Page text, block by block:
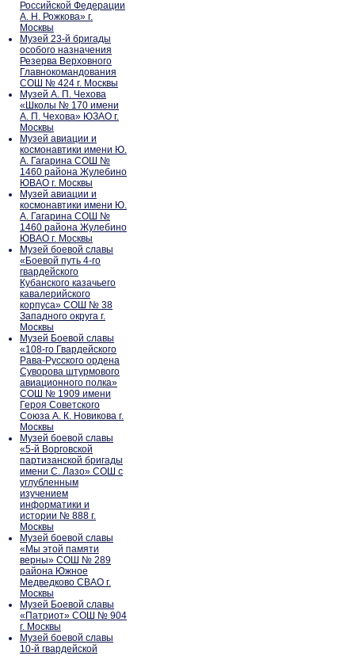
Российской Федерации
А. Н. Рожкова» г.
Москвы
Музей 23-й бригады
особого назначения
Резерва Верховного
Главнокомандования
СОШ № 424 г. Москвы
Музей А. П. Чехова
«Школы № 170 имени
А. П. Чехова» ЮЗАО г.
Москвы
Музей авиации и
космонавтики имени Ю.
А. Гагарина СОШ №
1460 района Жулебино
ЮВАО г. Москвы
Музей авиации и
космонавтики имени Ю.
А. Гагарина СОШ №
1460 района Жулебино
ЮВАО г. Москвы
Музей боевой славы
«Боевой путь 4-го
гвардейского
Кубанского казачьего
кавалерийского
корпуса» СОШ № 38
Западного округа г.
Москвы
Музей Боевой славы
«108-го Гвардейского
Рава-Русского ордена
Суворова штурмового
авиационного полка»
СОШ № 1909 имени
Героя Советского
Союза А. К. Новикова г.
Москвы
Музей боевой славы
«5-й Ворговской
партизанской бригады
имени С. Лазо» СОШ с
углубленным
изучением
информатики и
истории № 888 г.
Москвы
Музей боевой славы
«Мы этой памяти
верны» СОШ № 289
района Южное
Медведково СВАО г.
Москвы
Музей Боевой славы
«Патриот» СОШ № 904
г. Москвы
Музей боевой славы
10-й гвардейской